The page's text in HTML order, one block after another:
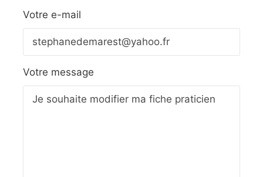
Votre e-mail
Votre message